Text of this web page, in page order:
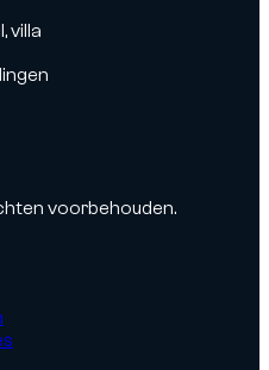
villa
voorbehouden.